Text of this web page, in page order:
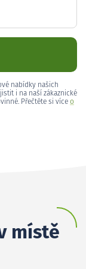
nabídky našich
i na naší zákaznické
Přečtěte si více o
místě